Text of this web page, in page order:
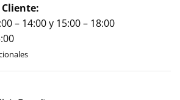
– 14:00 y 15:00 – 18:00